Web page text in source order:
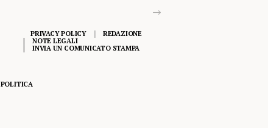
PRIVACY POLICY
REDAZIONE
NOTE LEGALI
INVIA UN COMUNICATO STAMPA
POLITICA